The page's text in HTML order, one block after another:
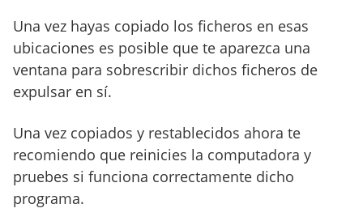
Una vez hayas copiado los ficheros en esas
ubicaciones es posible que te aparezca una
ventana para sobrescribir dichos ficheros de
expulsar en sí.
Una vez copiados y restablecidos ahora te
recomiendo que reinicies la computadora y
pruebes si funciona correctamente dicho
programa.